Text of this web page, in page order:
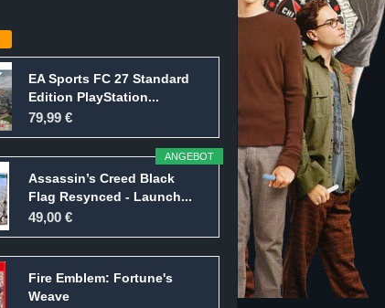
EA Sports FC 27 Standard
Edition PlayStation...
79,99 €
ANGEBOT
Assassin’s Creed Black
Flag Resynced - Launch...
49,00 €
Fire Emblem: Fortune's
Weave